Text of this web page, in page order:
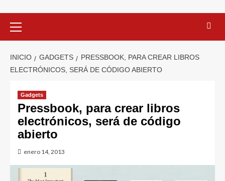
primario
INICIO GADGETS
PRESSBOOK, PARA CREAR LIBROS
ELECTRÓNICOS, SERÁ DE CÓDIGO ABIERTO
Gadgets
Pressbook, para crear libros
electrónicos, será de código
abierto
enero 14, 2013